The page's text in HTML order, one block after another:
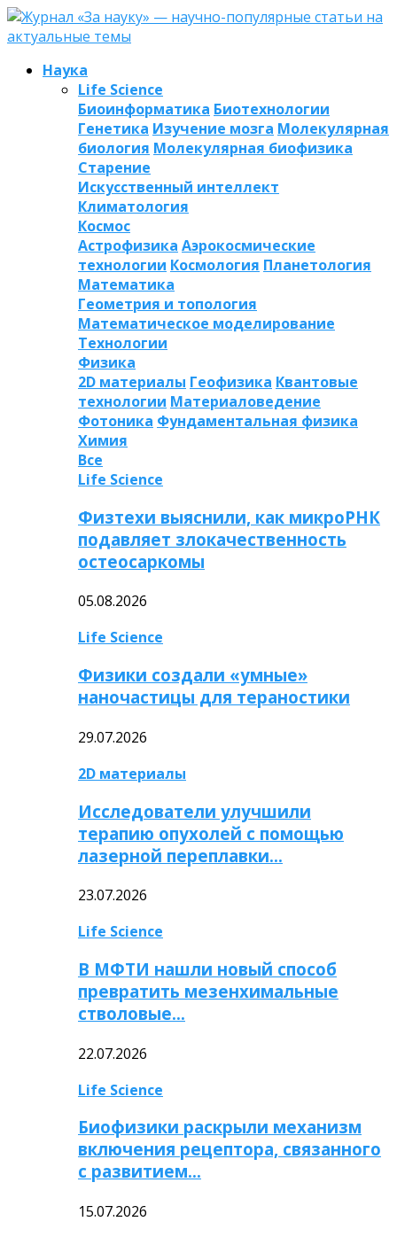
Наука
Life Science
Биоинформатика Биотехнологии
Генетика Изучение мозга Молекулярная
биология Молекулярная биофизика
Старение
Искусственный интеллект
Климатология
Космос
Астрофизика Аэрокосмические
технологии Космология Планетология
Математика
Геометрия и топология
Математическое моделирование
Технологии
Физика
2D материалы Геофизика Квантовые
технологии Материаловедение
Фотоника Фундаментальная физика
Химия
Все
Life Science
Физтехи выяснили, как микроРНК
подавляет злокачественность
остеосаркомы
05.08.2026
Life Science
Физики создали «умные»
наночастицы для тераностики
29.07.2026
2D материалы
Исследователи улучшили
терапию опухолей с помощью
лазерной переплавки…
23.07.2026
Life Science
В МФТИ нашли новый способ
превратить мезенхимальные
стволовые…
22.07.2026
Life Science
Биофизики раскрыли механизм
включения рецептора, связанного
с развитием…
15.07.2026